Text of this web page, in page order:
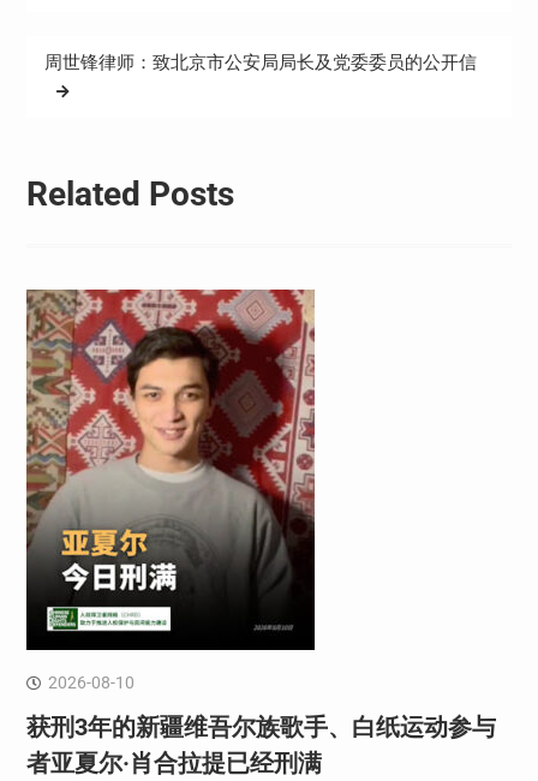
航周世锋律师：致北京市公安局局长及党委委员的公开信
Related Posts
2026-08-10
获刑3年的新疆维吾尔族歌手、白纸运动参与
者亚夏尔·肖合拉提已经刑满